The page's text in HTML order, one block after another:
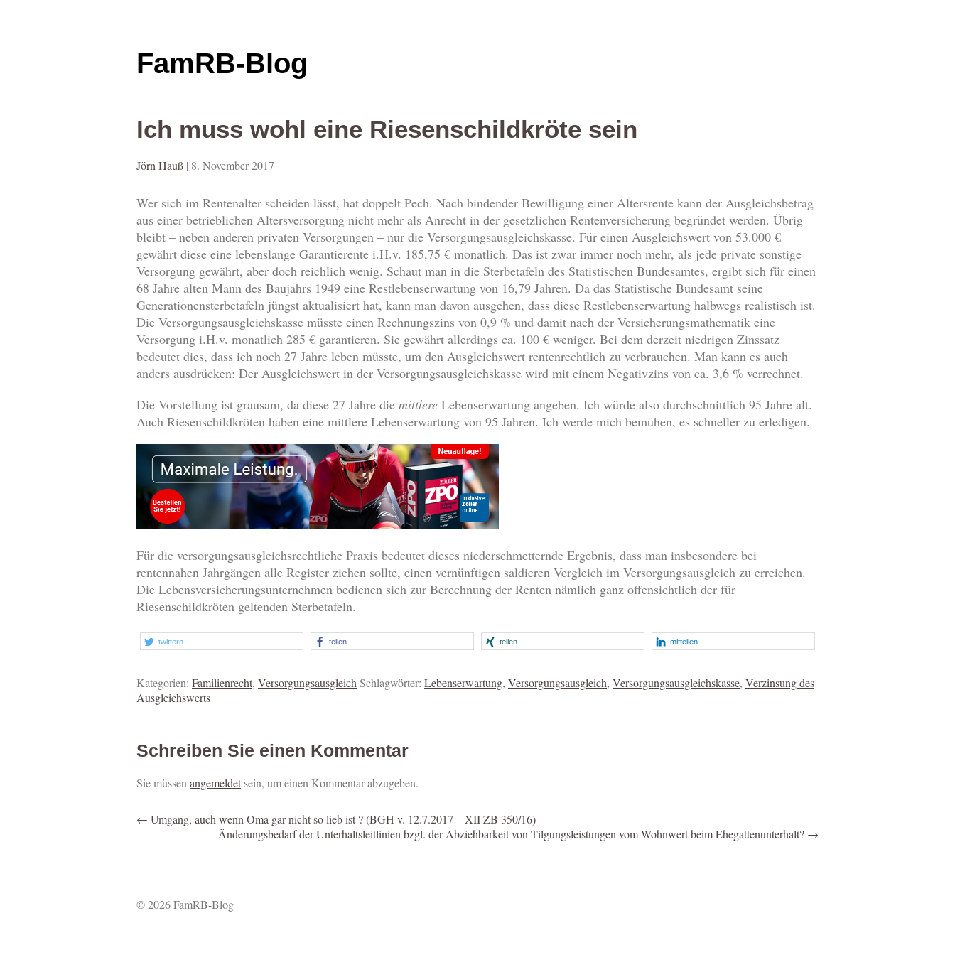
FamRB-Blog
Ich muss wohl eine Riesenschildkröte sein
Jörn Hauß | 8. November 2017
Wer sich im Rentenalter scheiden lässt, hat doppelt Pech. Nach bindender Bewilligung einer Altersrente kann der Ausgleichsbetrag
aus einer betrieblichen Altersversorgung nicht mehr als Anrecht in der gesetzlichen Rentenversicherung begründet werden. Übrig
bleibt – neben anderen privaten Versorgungen – nur die Versorgungsausgleichskasse. Für einen Ausgleichswert von 53.000 €
gewährt diese eine lebenslange Garantierente i.H.v. 185,75 € monatlich. Das ist zwar immer noch mehr, als jede private sonstige
Versorgung gewährt, aber doch reichlich wenig. Schaut man in die Sterbetafeln des Statistischen Bundesamtes, ergibt sich für einen
68 Jahre alten Mann des Baujahrs 1949 eine Restlebenserwartung von 16,79 Jahren. Da das Statistische Bundesamt seine
Generationensterbetafeln jüngst aktualisiert hat, kann man davon ausgehen, dass diese Restlebenserwartung halbwegs realistisch ist.
Die Versorgungsausgleichskasse müsste einen Rechnungszins von 0,9 % und damit nach der Versicherungsmathematik eine
Versorgung i.H.v. monatlich 285 € garantieren. Sie gewährt allerdings ca. 100 € weniger. Bei dem derzeit niedrigen Zinssatz
bedeutet dies, dass ich noch 27 Jahre leben müsste, um den Ausgleichswert rentenrechtlich zu verbrauchen. Man kann es auch
anders ausdrücken: Der Ausgleichswert in der Versorgungsausgleichskasse wird mit einem Negativzins von ca. 3,6 % verrechnet.
Die Vorstellung ist grausam, da diese 27 Jahre die mittlere Lebenserwartung angeben. Ich würde also durchschnittlich 95 Jahre alt.
Auch Riesenschildkröten haben eine mittlere Lebenserwartung von 95 Jahren. Ich werde mich bemühen, es schneller zu erledigen.
Für die versorgungsausgleichsrechtliche Praxis bedeutet dieses niederschmetternde Ergebnis, dass man insbesondere bei
rentennahen Jahrgängen alle Register ziehen sollte, einen vernünftigen saldieren Vergleich im Versorgungsausgleich zu erreichen.
Die Lebensversicherungsunternehmen bedienen sich zur Berechnung der Renten nämlich ganz offensichtlich der für
Riesenschildkröten geltenden Sterbetafeln.
twittern teilen teilen mitteilen
Kategorien: Familienrecht, Versorgungsausgleich Schlagwörter: Lebenserwartung, Versorgungsausgleich, Versorgungsausgleichskasse, Verzinsung des
Ausgleichswerts
Schreiben Sie einen Kommentar
Sie müssen angemeldet sein, um einen Kommentar abzugeben.
← Umgang, auch wenn Oma gar nicht so lieb ist ? (BGH v. 12.7.2017 – XII ZB 350/16)
Änderungsbedarf der Unterhaltsleitlinien bzgl. der Abziehbarkeit von Tilgungsleistungen vom Wohnwert beim Ehegattenunterhalt? →
© 2026 FamRB-Blog